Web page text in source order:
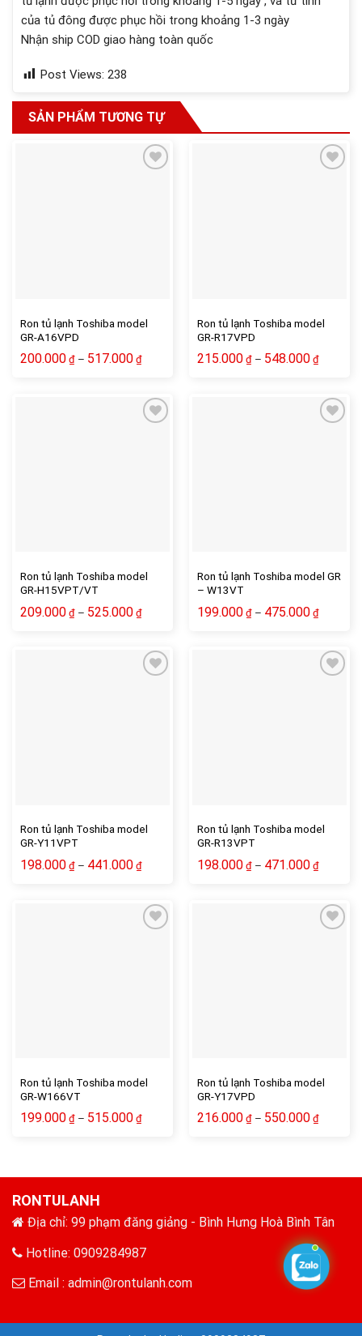
của tủ đông được phục hồi trong khoảng 1-3 ngày
Nhận ship COD giao hàng toàn quốc
Post Views: 238
SẢN PHẨM TƯƠNG TỰ
Ron tủ lạnh Toshiba model
GR-A16VPD
200.000 ₫– 517.000 ₫
Ron tủ lạnh Toshiba model
GR-R17VPD
215.000 ₫– 548.000 ₫
Ron tủ lạnh Toshiba model
GR-H15VPT/VT
209.000 ₫– 525.000 ₫
Ron tủ lạnh Toshiba model GR
– W13VT
199.000 ₫– 475.000 ₫
Ron tủ lạnh Toshiba model
GR-Y11VPT
198.000 ₫– 441.000 ₫
Ron tủ lạnh Toshiba model
GR-R13VPT
198.000 ₫– 471.000 ₫
Ron tủ lạnh Toshiba model
GR-W166VT
199.000 ₫– 515.000 ₫
Ron tủ lạnh Toshiba model
GR-Y17VPD
216.000 ₫– 550.000 ₫
RONTULANH
Địa chỉ: 99 phạm đăng giảng - Bình Hưng Hoà Bình Tân
Hotline: 0909284987
Email : admin@rontulanh.com